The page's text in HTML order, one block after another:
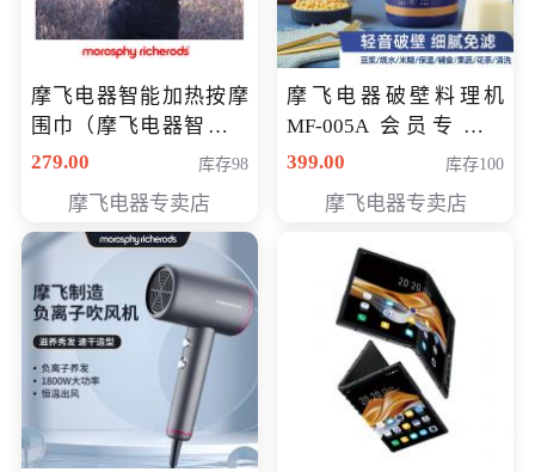
摩飞电器智能加热按摩
围巾（摩飞电器智能加
热按摩围脖） 会员专享
279.00 库存98
摩飞电器专卖店
摩飞电器破壁料理机
MF-005A 会员专享价
198元
399.00 库存100
摩飞电器专卖店